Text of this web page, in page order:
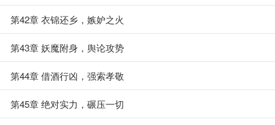
第42章 衣锦还乡，嫉妒之火
第43章 妖魔附身，舆论攻势
第44章 借酒行凶，强索孝敬
第45章 绝对实力，碾压一切